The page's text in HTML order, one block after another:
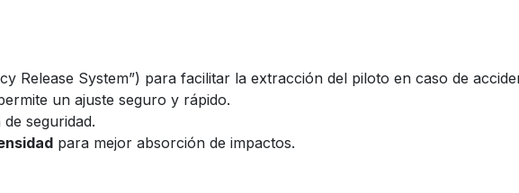
Release System”) para facilitar la extracción del piloto en caso de
un ajuste seguro y rápido.
seguridad.
para mejor absorción de impactos.